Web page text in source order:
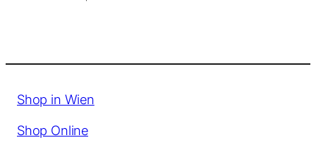
Shop in Wien
Shop Online